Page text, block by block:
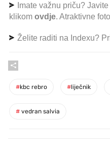
Imate važnu priču?
klikom ovdje. Atraktivne
Želite raditi na Indexu?
#kbc rebro #liječnik
# vedran salvia